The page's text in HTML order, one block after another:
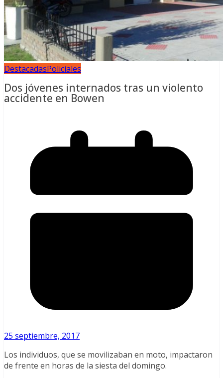
DestacadasPoliciales
Dos jóvenes internados tras un violento
accidente en Bowen
25 septiembre, 2017
Los individuos, que se movilizaban en moto, impactaron
de frente en horas de la siesta del domingo.